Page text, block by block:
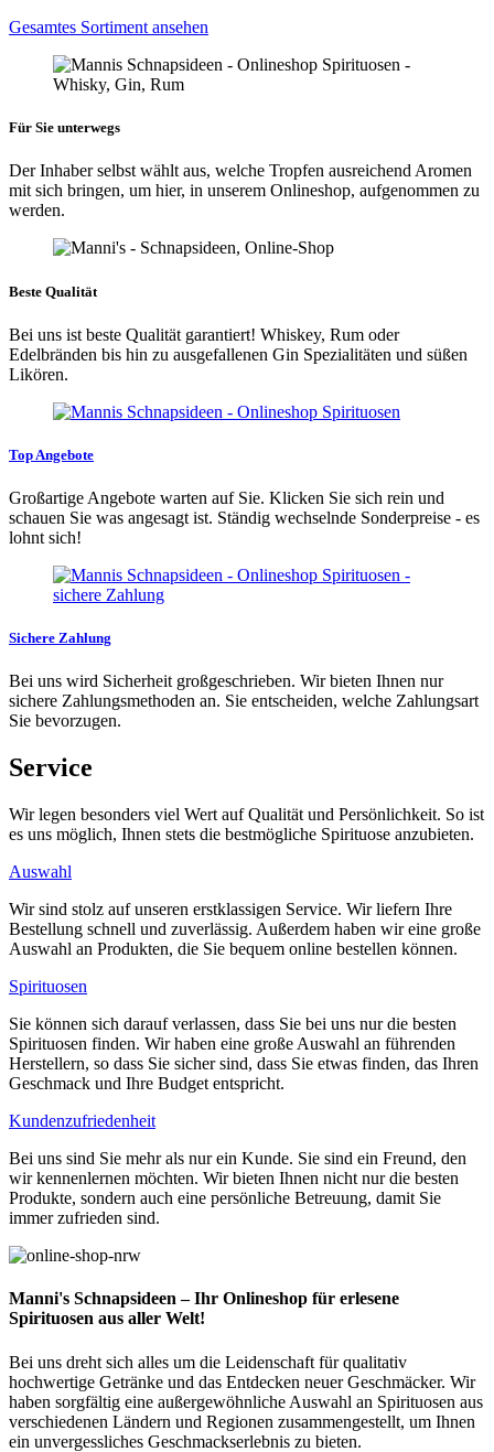
Gesamtes Sortiment ansehen
Für Sie unterwegs
Der Inhaber selbst wählt aus, welche Tropfen ausreichend Aromen
mit sich bringen, um hier, in unserem Onlineshop, aufgenommen zu
werden.
Beste Qualität
Bei uns ist beste Qualität garantiert! Whiskey, Rum oder
Edelbränden bis hin zu ausgefallenen Gin Spezialitäten und süßen
Likören.
Top Angebote
Großartige Angebote warten auf Sie. Klicken Sie sich rein und
schauen Sie was angesagt ist. Ständig wechselnde Sonderpreise - es
lohnt sich!
Sichere Zahlung
Bei uns wird Sicherheit großgeschrieben. Wir bieten Ihnen nur
sichere Zahlungsmethoden an. Sie entscheiden, welche Zahlungsart
Sie bevorzugen.
Service
Wir legen besonders viel Wert auf Qualität und Persönlichkeit. So ist
es uns möglich, Ihnen stets die bestmögliche Spirituose anzubieten.
Auswahl
Wir sind stolz auf unseren erstklassigen Service. Wir liefern Ihre
Bestellung schnell und zuverlässig. Außerdem haben wir eine große
Auswahl an Produkten, die Sie bequem online bestellen können.
Spirituosen
Sie können sich darauf verlassen, dass Sie bei uns nur die besten
Spirituosen finden. Wir haben eine große Auswahl an führenden
Herstellern, so dass Sie sicher sind, dass Sie etwas finden, das Ihren
Geschmack und Ihre Budget entspricht.
Kundenzufriedenheit
Bei uns sind Sie mehr als nur ein Kunde. Sie sind ein Freund, den
wir kennenlernen möchten. Wir bieten Ihnen nicht nur die besten
Produkte, sondern auch eine persönliche Betreuung, damit Sie
immer zufrieden sind.
Manni's Schnapsideen – Ihr Onlineshop für erlesene
Spirituosen aus aller Welt!
Bei uns dreht sich alles um die Leidenschaft für qualitativ
hochwertige Getränke und das Entdecken neuer Geschmäcker. Wir
haben sorgfältig eine außergewöhnliche Auswahl an Spirituosen aus
verschiedenen Ländern und Regionen zusammengestellt, um Ihnen
ein unvergessliches Geschmackserlebnis zu bieten.